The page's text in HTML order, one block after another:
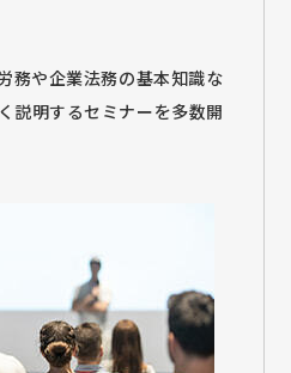
務や企業法務の基本知識な
説明するセミナーを多数開